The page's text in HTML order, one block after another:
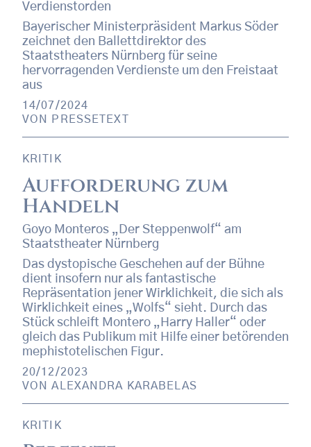
Verdienstorden
Bayerischer Ministerpräsident Markus Söder
zeichnet den Ballettdirektor des
Staatstheaters Nürnberg für seine
hervorragenden Verdienste um den Freistaat
aus
14/07/2024
VON
PRESSETEXT
KRITIK
Aufforderung zum
Handeln
Goyo Monteros „Der Steppenwolf“ am
Staatstheater Nürnberg
Das dystopische Geschehen auf der Bühne
dient insofern nur als fantastische
Repräsentation jener Wirklichkeit, die sich als
Wirklichkeit eines „Wolfs“ sieht. Durch das
Stück schleift Montero „Harry Haller“ oder
gleich das Publikum mit Hilfe einer betörenden
mephistotelischen Figur.
20/12/2023
VONALEXANDRA KARABELAS
KRITIK